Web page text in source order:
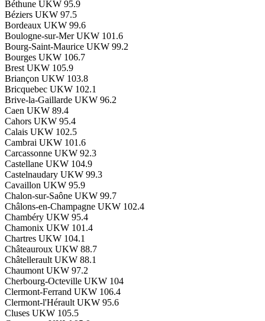
Béthune UKW 95.9
Béziers UKW 97.5
Bordeaux UKW 99.6
Boulogne-sur-Mer UKW 101.6
Bourg-Saint-Maurice UKW 99.2
Bourges UKW 106.7
Brest UKW 105.9
Briançon UKW 103.8
Bricquebec UKW 102.1
Brive-la-Gaillarde UKW 96.2
Caen UKW 89.4
Cahors UKW 95.4
Calais UKW 102.5
Cambrai UKW 101.6
Carcassonne UKW 92.3
Castellane UKW 104.9
Castelnaudary UKW 99.3
Cavaillon UKW 95.9
Chalon-sur-Saône UKW 99.7
Châlons-en-Champagne UKW 102.4
Chambéry UKW 95.4
Chamonix UKW 101.4
Chartres UKW 104.1
Châteauroux UKW 88.7
Châtellerault UKW 88.1
Chaumont UKW 97.2
Cherbourg-Octeville UKW 104
Clermont-Ferrand UKW 106.4
Clermont-l'Hérault UKW 95.6
Cluses UKW 105.5